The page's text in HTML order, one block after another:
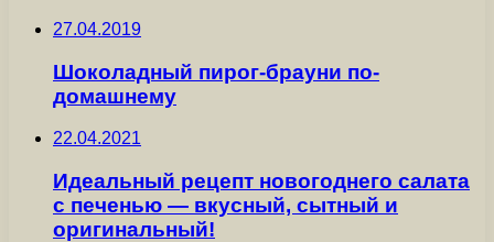
27.04.2019
Шоколадный пирог-брауни по-
домашнему
22.04.2021
Идеальный рецепт новогоднего салата
с печенью — вкусный, сытный и
оригинальный!